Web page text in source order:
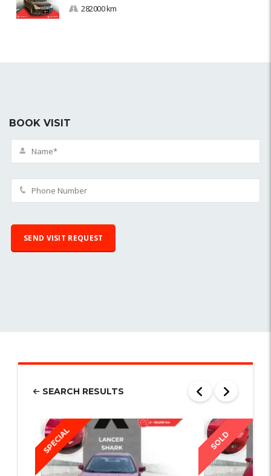
282000 km
BOOK VISIT
SEARCH RESULTS
SPECIAL SOLD